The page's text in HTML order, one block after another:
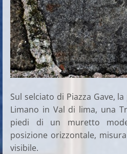
Sul selciato di Piazza Gave,
Limano in Val di lima, una
piedi di un muretto
posizione orizzontale,
visibile.